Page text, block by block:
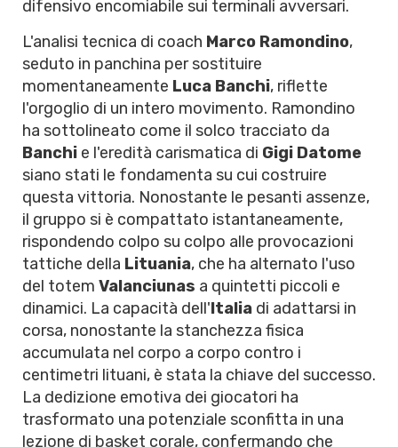
difensivo encomiabile sui terminali avversari.
L'analisi tecnica di coach Marco Ramondino,
seduto in panchina per sostituire
momentaneamente Luca Banchi, riflette
l'orgoglio di un intero movimento. Ramondino
ha sottolineato come il solco tracciato da
Banchi e l'eredità carismatica di Gigi Datome
siano stati le fondamenta su cui costruire
questa vittoria. Nonostante le pesanti assenze,
il gruppo si è compattato istantaneamente,
rispondendo colpo su colpo alle provocazioni
tattiche della Lituania, che ha alternato l'uso
del totem Valanciunas a quintetti piccoli e
dinamici. La capacità dell'Italia di adattarsi in
corsa, nonostante la stanchezza fisica
accumulata nel corpo a corpo contro i
centimetri lituani, è stata la chiave del successo.
La dedizione emotiva dei giocatori ha
trasformato una potenziale sconfitta in una
lezione di basket corale, confermando che